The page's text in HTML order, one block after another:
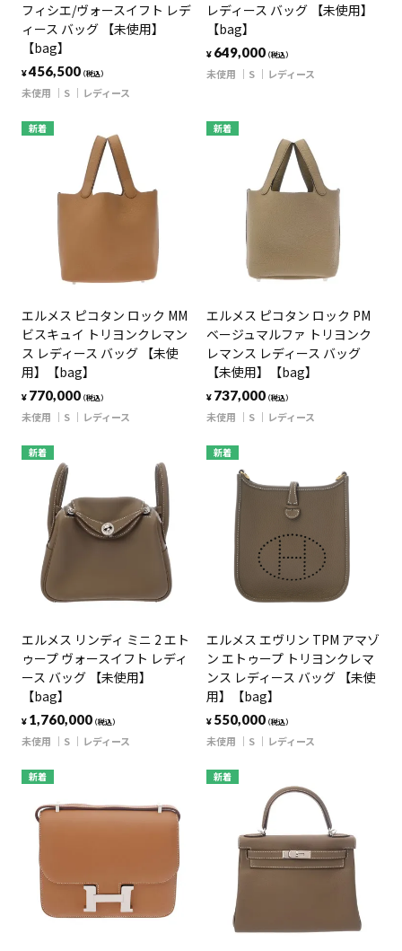
フィシエ/ヴォースイフト レデ
ィース バッグ 【未使用】
【bag】
¥456,500（税込）
未使用 S レディース
レディース バッグ 【未使用】
【bag】
¥ 649,000（税込）
未使用 S レディース
新着
エルメス ピコタン ロック MM
ビスキュイ トリヨンクレマン
ス レディース バッグ 【未使
用】【bag】
¥ 770,000（税込）
未使用 S レディース
新着
エルメス ピコタン ロック PM
ベージュマルファ トリヨンク
レマンス レディース バッグ
【未使用】【bag】
¥ 737,000（税込）
未使用 S レディース
新着
エルメス リンディ ミニ 2 エト
ゥープ ヴォースイフト レディ
ース バッグ 【未使用】
【bag】
¥ 1,760,000（税込）
未使用 S レディース
新着
エルメス エヴリン TPM アマゾ
ン エトゥープ トリヨンクレマ
ンス レディース バッグ 【未使
用】【bag】
¥ 550,000（税込）
未使用 S レディース
新着 新着